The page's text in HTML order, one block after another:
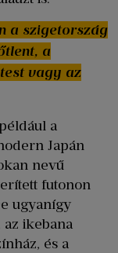
a szigetország
a
vagy az
a
Japán
nevű
futonon
ugyanígy
ikebana
és a